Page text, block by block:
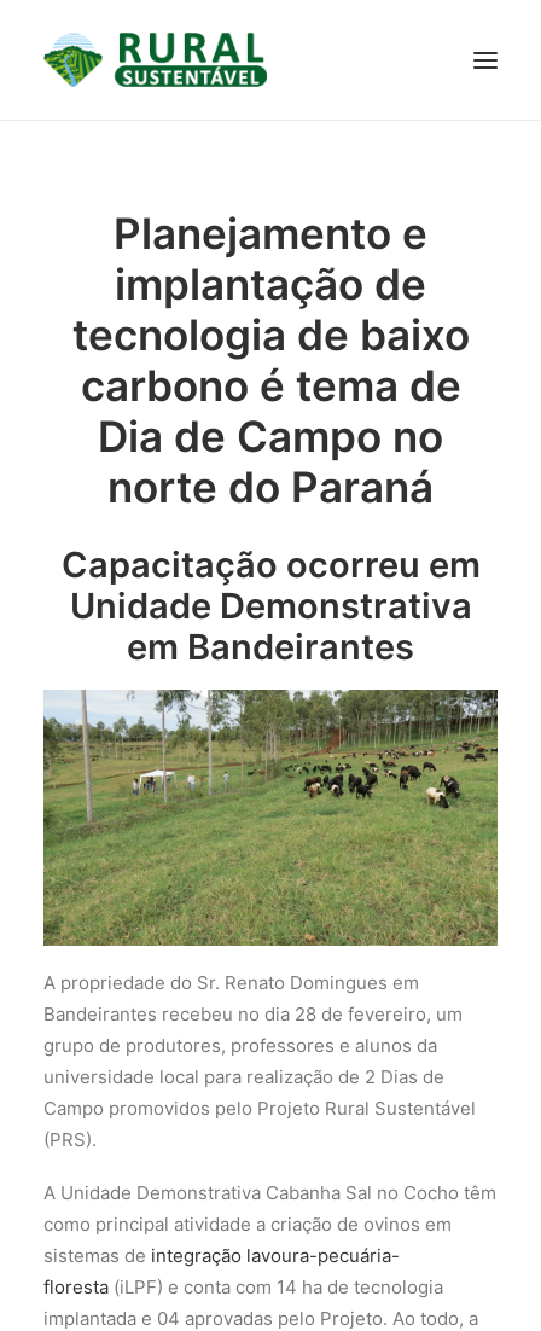
JANELA DO CONHECIMENTO
Planejamento e
implantação de
tecnologia de baixo
carbono é tema de
Dia de Campo no
norte do Paraná
Capacitação ocorreu em
Unidade Demonstrativa
em Bandeirantes
A propriedade do Sr. Renato Domingues em
Bandeirantes recebeu no dia 28 de fevereiro, um
grupo de produtores, professores e alunos da
universidade local para realização de 2 Dias de
Campo promovidos pelo Projeto Rural Sustentável
(PRS).
A Unidade Demonstrativa Cabanha Sal no Cocho têm
como principal atividade a criação de ovinos em
sistemas de integração lavoura-pecuária-
floresta (iLPF) e conta com 14 ha de tecnologia
implantada e 04 aprovadas pelo Projeto. Ao todo, a